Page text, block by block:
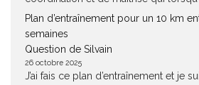
Plan d’entraînement pour un 10 km
semaines
Question de Silvain
26 octobre 2025
J’ai fais ce plan d’entraînement et je